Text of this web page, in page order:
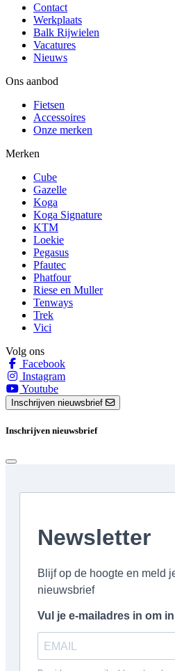
Contact
Werkplaats
Balk Rijwielen
Vacatures
Nieuws
Ons aanbod
Fietsen
Accessoires
Onze merken
Merken
Cube
Gazelle
Koga
Koga Signature
KTM
Loekie
Pegasus
Pfautec
Phatfour
Riese en Muller
Tenways
Trek
Vici
Volg ons
Facebook
Instagram
Youtube
Inschrijven nieuwsbrief
Inschrijven nieuwsbrief